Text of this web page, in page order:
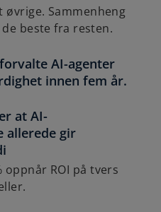
øvrige. Sammenheng
beste fra resten.
AI-agenter
innen fem år.
at AI-
allerede gir
oppnår ROI på tvers